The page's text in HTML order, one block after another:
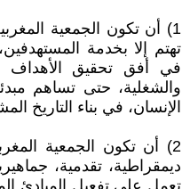
1) أن تكون الجمعية
تهتم إلا بخدمة
في أفق تحقيق الأهداف
والشغلية، حتى تساهم
الإنسان، في بناء التاريخ
2) أن تكون الجمعية
ديمقراطية، تقدمية،